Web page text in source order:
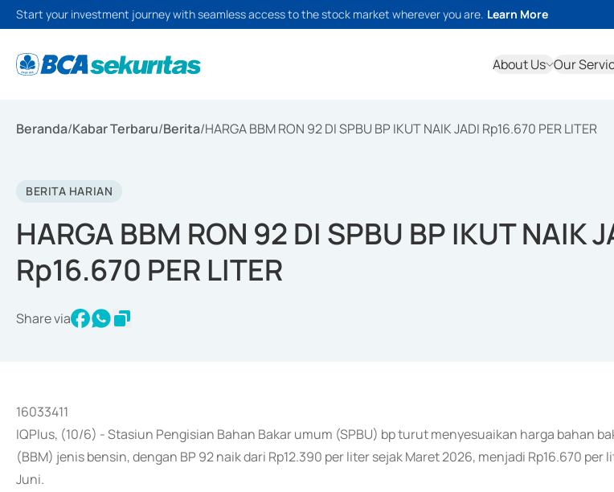
Start your investment journey with seamless access to the stock market wherever you are. Learn More
About Us Our
Beranda/Kabar Terbaru/Berita/HARGA BBM RON 92 DI SPBU BP IKUT NAIK JADI Rp16.670 PER LITER
BERITA HARIAN
HARGA BBM RON 92 DI SPBU BP IKUT NAIK
Rp16.670 PER LITER
Share via
16033411
IQPlus, (10/6) - Stasiun Pengisian Bahan Bakar umum (SPBU) bp turut menyesuaikan harga bahan
(BBM) jenis bensin, dengan BP 92 naik dari Rp12.390 per liter sejak Maret 2026, menjadi Rp16.670 per
Juni.